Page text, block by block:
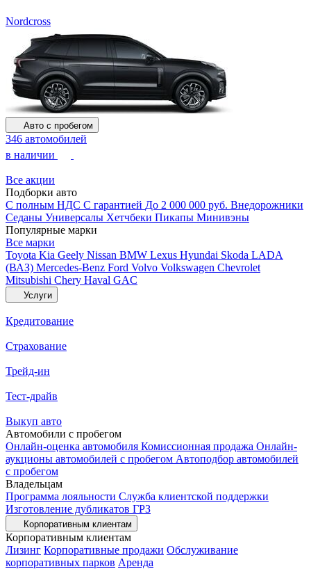
Nordcross
Авто с пробегом
346 автомобилей
в наличии
Все акции
Подборки авто
С полным НДС С гарантией До 2 000 000 руб. Внедорожники
Седаны Универсалы Хетчбеки Пикапы Минивэны
Популярные марки
Все марки
Toyota Kia Geely Nissan BMW Lexus Hyundai Skoda LADA
(ВАЗ) Mercedes-Benz Ford Volvo Volkswagen Chevrolet
Mitsubishi Chery Haval GAC
Услуги
Кредитование
Страхование
Трейд-ин
Тест-драйв
Выкуп авто
Автомобили с пробегом
Онлайн-оценка автомобиля Комиссионная продажа Онлайн-
аукционы автомобилей с пробегом Автоподбор автомобилей
с пробегом
Владельцам
Программа лояльности Служба клиентской поддержки
Изготовление дубликатов ГРЗ
Корпоративным клиентам
Корпоративным клиентам
Лизинг Корпоративные продажи Обслуживание
корпоративных парков Аренда